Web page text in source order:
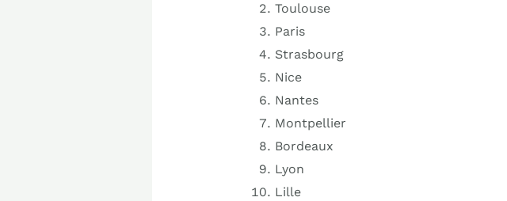
Toulouse
Paris
Strasbourg
Nice
Nantes
Montpellier
Bordeaux
Lyon
Lille